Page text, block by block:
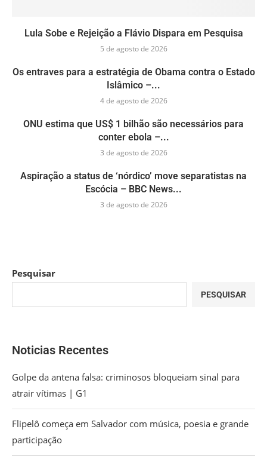
Lula Sobe e Rejeição a Flávio Dispara em Pesquisa
5 de agosto de 2026
Os entraves para a estratégia de Obama contra o Estado
Islâmico –...
4 de agosto de 2026
ONU estima que US$ 1 bilhão são necessários para
conter ebola –...
3 de agosto de 2026
Aspiração a status de ‘nórdico’ move separatistas na
Escócia – BBC News...
3 de agosto de 2026
Pesquisar
PESQUISAR
Noticias Recentes
Golpe da antena falsa: criminosos bloqueiam sinal para
atrair vítimas | G1
Flipelô começa em Salvador com música, poesia e grande
participação